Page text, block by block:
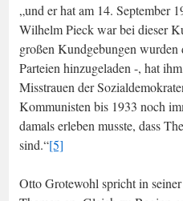
„und er hat am 14. September
Wilhelm Pieck war bei dieser
großen Kundgebungen wurden
Parteien hinzugeladen -, hat
Misstrauen der
Kommunisten bis 1933 noch
damals erleben musste, dass
sind.“[5]
Otto Grotewohl spricht in